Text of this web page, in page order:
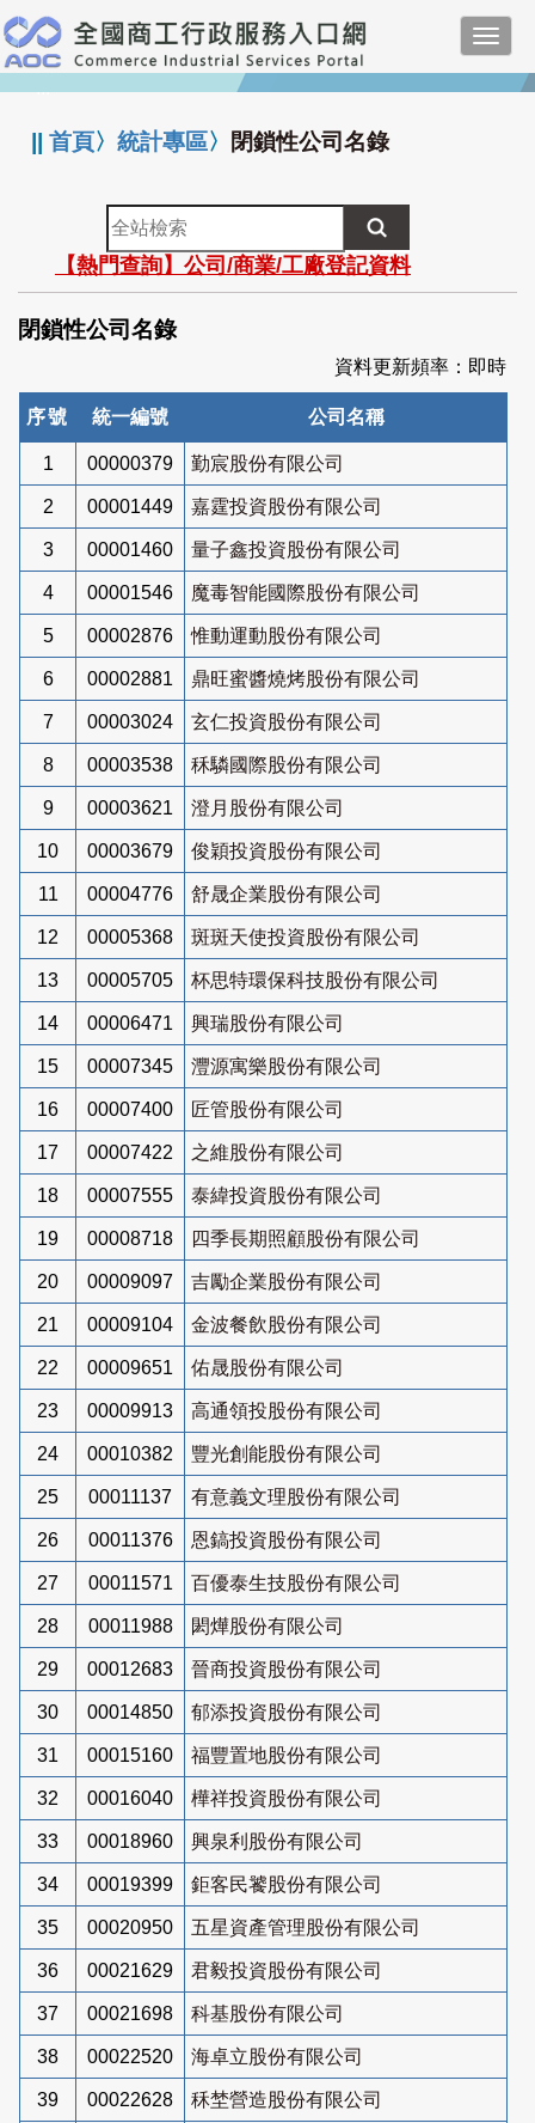
跳
到
主
要
:::
||首頁〉統計專區〉 閉鎖性公司名錄
全
站
檢
索
【熱門查詢】公司/商業/工廠登記資料
閉鎖性公司名錄
資料更新頻率：即時
序號 統一編號 公司名稱
1 00000379 勤宸股份有限公司
2 00001449 嘉霆投資股份有限公司
3 00001460 量子鑫投資股份有限公司
4 00001546 魔毒智能國際股份有限公司
5 00002876 惟動運動股份有限公司
6 00002881 鼎旺蜜醬燒烤股份有限公司
7 00003024 玄仁投資股份有限公司
8 00003538 秝驎國際股份有限公司
9 00003621 澄月股份有限公司
10 00003679 俊穎投資股份有限公司
11 00004776 舒晟企業股份有限公司
12 00005368 斑斑天使投資股份有限公司
13 00005705 杯思特環保科技股份有限公司
14 00006471 興瑞股份有限公司
15 00007345 灃源寓樂股份有限公司
16 00007400 匠管股份有限公司
17 00007422 之維股份有限公司
18 00007555 泰緯投資股份有限公司
19 00008718 四季長期照顧股份有限公司
20 00009097 吉勵企業股份有限公司
21 00009104 金波餐飲股份有限公司
22 00009651 佑晟股份有限公司
23 00009913 高通領投股份有限公司
24 00010382 豐光創能股份有限公司
25 00011137 有意義文理股份有限公司
26 00011376 恩鎬投資股份有限公司
27 00011571 百優泰生技股份有限公司
28 00011988 閎燁股份有限公司
29 00012683 晉商投資股份有限公司
30 00014850 郁添投資股份有限公司
31 00015160 福豐置地股份有限公司
32 00016040 樺祥投資股份有限公司
33 00018960 興泉利股份有限公司
34 00019399 鉅客民饕股份有限公司
35 00020950 五星資產管理股份有限公司
36 00021629 君毅投資股份有限公司
37 00021698 科基股份有限公司
38 00022520 海卓立股份有限公司
39 00022628 秝埜營造股份有限公司